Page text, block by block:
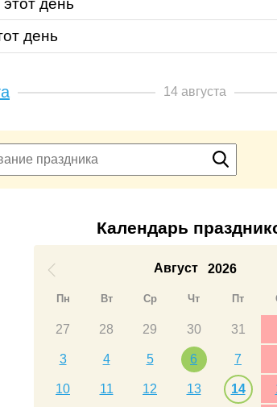
день
14 августа
Календарь
Август 2026
Пн Вт Ср Чт Пт
27 28 29 30 31
3 4 5 6 7
10 11 12 13 14